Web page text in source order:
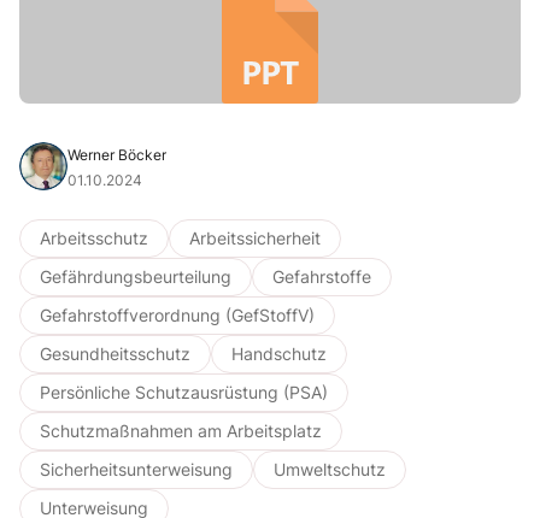
Werner Böcker
01.10.2024
Arbeitsschutz
Arbeitssicherheit
Gefährdungsbeurteilung
Gefahrstoffe
Gefahrstoffverordnung (GefStoffV)
Gesundheitsschutz
Handschutz
Persönliche Schutzausrüstung (PSA)
Schutzmaßnahmen am Arbeitsplatz
Sicherheitsunterweisung
Umweltschutz
Unterweisung